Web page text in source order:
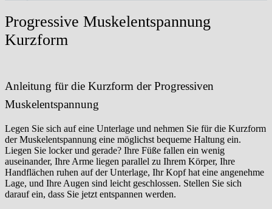
Progressive Muskelentspannung
Kurzform
Anleitung für die Kurzform der Progressiven
Muskelentspannung
Legen Sie sich auf eine Unterlage und nehmen Sie für die Kurzform
der Muskelentspannung eine möglichst bequeme Haltung ein.
Liegen Sie locker und gerade? Ihre Füße fallen ein wenig
auseinander, Ihre Arme liegen parallel zu Ihrem Körper, Ihre
Handflächen ruhen auf der Unterlage, Ihr Kopf hat eine angenehme
Lage, und Ihre Augen sind leicht geschlossen. Stellen Sie sich
darauf ein, dass Sie jetzt entspannen werden.